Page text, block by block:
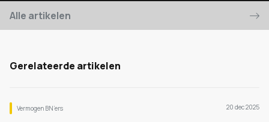
Alle artikelen
Gerelateerde artikelen
Vermogen BN’ers 20 dec 2025